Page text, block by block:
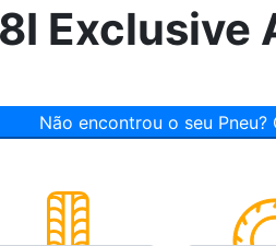
Exclusive
Não encontrou